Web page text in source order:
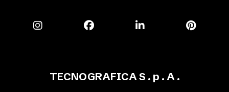
TECNOGRAFICA S . p . A .